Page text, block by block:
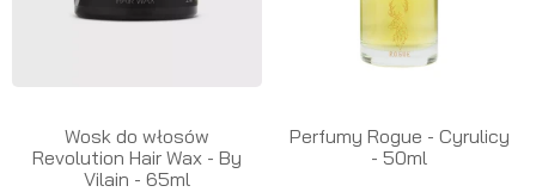
Wosk do włosów
Revolution Hair Wax - By
Vilain - 65ml
Perfumy Rogue - Cyrulicy
- 50ml